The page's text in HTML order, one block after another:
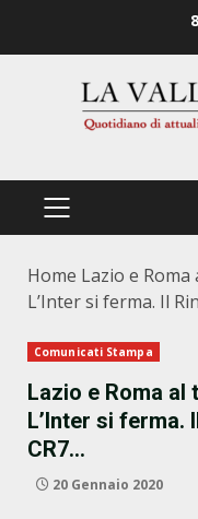
PRIMÄRES
Home Lazio e
L’Inter si ferma. Il
Comunicati Stampa
Lazio e Roma al
L’Inter si ferma.
CR7…
20 Gennaio 2020